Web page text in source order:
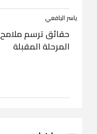
ياسر اليافعي
حقائق ترسم ملامح
المرحلة المقبلة